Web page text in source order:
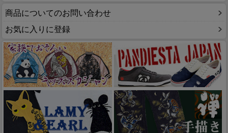
商品についてのお問い合わせ
お気に入りに登録